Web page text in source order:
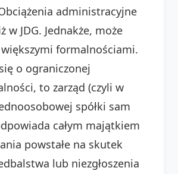
administracyjne
w JDG. Jednakże, może
większymi formalnościami.
o ograniczonej
to zarząd (czyli w
spółki sam
całym majątkiem
powstałe na skutek
lub niezgłoszenia